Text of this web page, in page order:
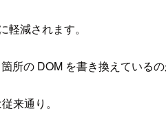
減されます。
の DOM を書き換えているの
来通り。